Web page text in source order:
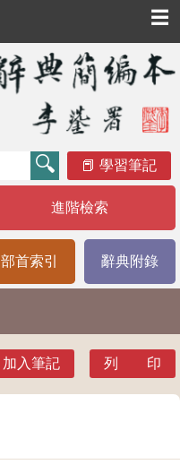
☰
學習筆記
進階檢索
部首索引 辭典附錄
加入筆記 列 印